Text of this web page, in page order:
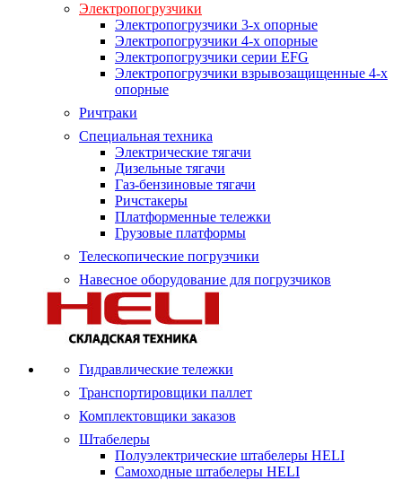
Электропогрузчики
Электропогрузчики 3-х опорные
Электропогрузчики 4-х опорные
Электропогрузчики серии EFG
Электропогрузчики взрывозащищенные 4-х
опорные
Ричтраки
Специальная техника
Электрические тягачи
Дизельные тягачи
Газ-бензиновые тягачи
Ричстакеры
Платформенные тележки
Грузовые платформы
Телескопические погрузчики
Навесное оборудование для погрузчиков
Гидравлические тележки
Транспортировщики паллет
Комплектовщики заказов
Штабелеры
Полуэлектрические штабелеры HELI
Самоходные штабелеры HELI